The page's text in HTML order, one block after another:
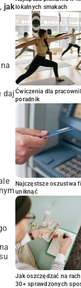
jak
daj
lokalnych smakach
Ćwiczenia dla
poradnik
Najczęstsze oszustwa
uniknąć
Jak oszczędzać na
30+ sprawdzonych